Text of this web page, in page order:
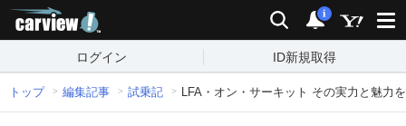
検索 通知
i
ログイン ID新規取得
トップ 編集記事 試乗記 LFA・オン・サーキット その実力と魅力